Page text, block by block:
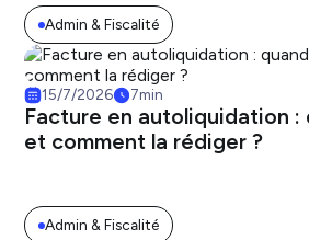
Admin & Fiscalité
15/7/2026 7min
Facture en autoliquidation :
et comment la rédiger ?
Admin & Fiscalité